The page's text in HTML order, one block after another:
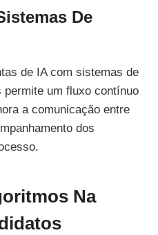
De
de IA com sistemas de
permite um fluxo contínuo
a comunicação entre
dos
Na